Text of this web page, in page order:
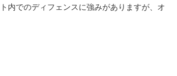
内でのディフェンスに強みがありますが、オ